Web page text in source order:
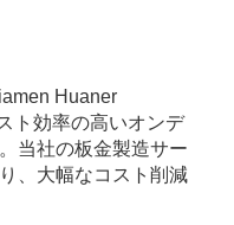
Huaner
ト効率の高いオンデ
当社の板金製造サー
、大幅なコスト削減